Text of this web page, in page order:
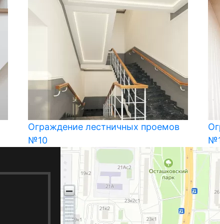
Ограждение лестничных проемов
№10